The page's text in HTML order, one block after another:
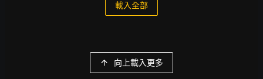
載入全部
向上載入更多